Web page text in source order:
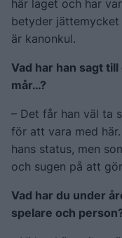
här laget och har
betyder
är kanonkul.
Vad har han sagt
mår…?
– Det får han väl ta
för att vara med
hans status, men
och sugen på att
Vad har du under
spelare och